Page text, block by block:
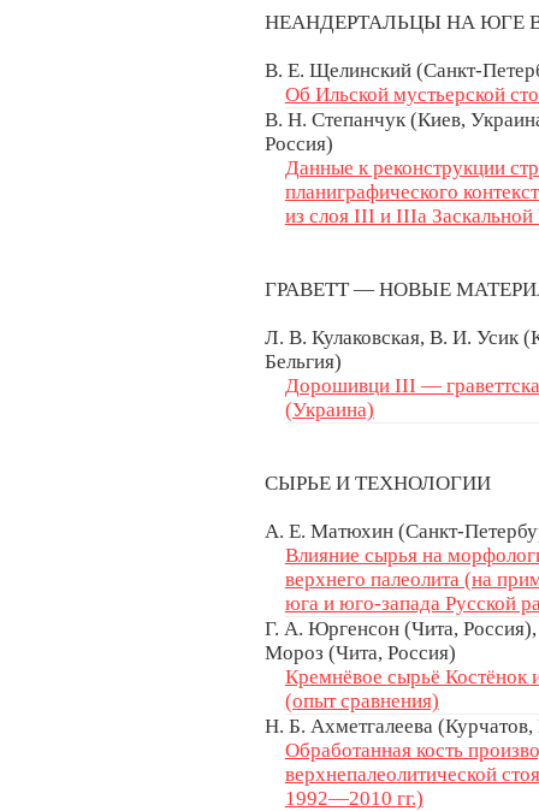
НЕАНДЕРТАЛЬЦЫ НА ЮГЕ
В. Е. Щелинский (Санкт-
Об Ильской мустьерской
В. Н. Степанчук (Киев,
Россия)
Данные к реконструкции
планиграфического
из слоя III и IIIа
ГРАВЕТТ — НОВЫЕ
Л. В. Кулаковская, В. И. Усик
Бельгия)
Дорошивци III —
(Украина)
СЫРЬЕ И ТЕХНОЛОГИИ
А. Е. Матюхин (Санкт-
Влияние сырья на
верхнего палеолита (на
юга и юго-запада Русской
Г. А. Юргенсон (Чита,
Мороз (Чита, Россия)
Кремнёвое сырьё Костёнок
(опыт сравнения)
Н. Б. Ахметгалеева
Обработанная кость
верхнепалеолитической
1992—2010 гг.)